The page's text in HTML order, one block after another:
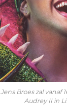
Jens Broes zal vanaf
Audrey II in